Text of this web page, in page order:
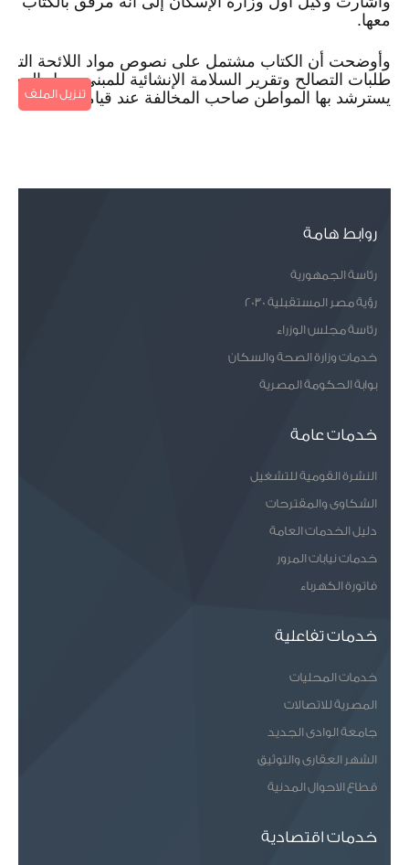
معها.
طلبات التصالح وتقرير السلامة الإنشائية للمبنى محل
يسترشد بها المواطن صاحب المخالفة عند قيامه بتقديم
تنزيل الملف
روابط هامة
رئاسة الجمهورية
رؤية مصر المستقبلية 2030
رئاسة مجلس الوزراء
خدمات وزارة الصحة والسكان
بوابة الحكومة المصرية
خدمات عامة
النشرة القومية للتشغيل
الشكاوى والمقترحات
دليل الخدمات العامة
خدمات نيابات المرور
فاتورة الكهرباء
خدمات تفاعلية
خدمات المحليات
المصرية للاتصالات
جامعة الوادى الجديد
الشهر العقارى والتوثيق
قطاع الاحوال المدنية
خدمات اقتصادية